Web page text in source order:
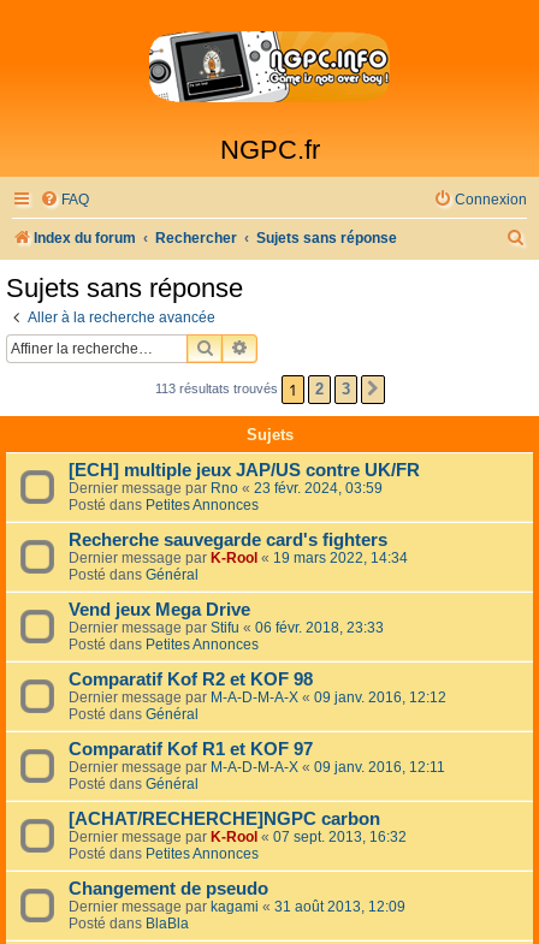
NGPC.fr
FAQ Connexion
Index du forum Rechercher Sujets sans réponse
h
r
Sujets sans réponse
Aller à la recherche avancée
RECHERCHER
RECHERCHE AVANCÉE
113 résultats trouvés 1 2 3
Sujets
[ECH] multiple jeux JAP/US contre UK/FR
Dernier message par Rno « 23 févr. 2024, 03:59
Posté dans Petites Annonces
Recherche sauvegarde card's fighters
Dernier message par K-Rool « 19 mars 2022, 14:34
Posté dans Général
Vend jeux Mega Drive
Dernier message par Stifu « 06 févr. 2018, 23:33
Posté dans Petites Annonces
Comparatif Kof R2 et KOF 98
Dernier message par M-A-D-M-A-X « 09 janv. 2016, 12:12
Posté dans Général
Comparatif Kof R1 et KOF 97
Dernier message par M-A-D-M-A-X « 09 janv. 2016, 12:11
Posté dans Général
[ACHAT/RECHERCHE]NGPC carbon
Dernier message par K-Rool « 07 sept. 2013, 16:32
Posté dans Petites Annonces
Changement de pseudo
Dernier message par kagami « 31 août 2013, 12:09
Posté dans BlaBla